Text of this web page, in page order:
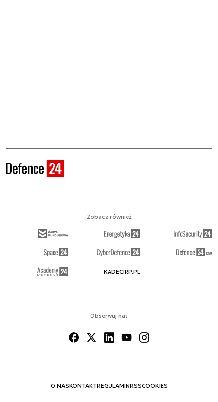
Obserwuj nas
O NASKONTAKTREGULAMINRSSCOOKIES
Zobacz również
KADECIRP.PL